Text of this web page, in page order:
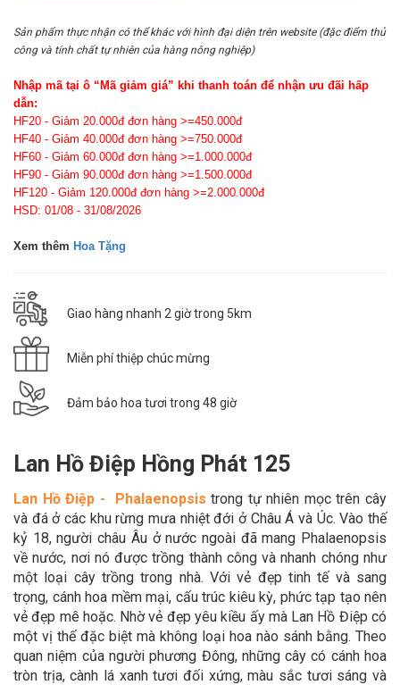
Sản phẩm thực nhận có thể khác với hình đại diện trên website (đặc điểm thủ
công và tính chất tự nhiên của hàng nông nghiệp)
Nhập mã tại ô “Mã giảm giá” khi thanh toán để nhận ưu đãi hấp
dẫn:
HF20 - Giảm 20.000đ đơn hàng >=450.000đ
HF40 - Giảm 40.000đ đơn hàng >=750.000đ
HF60 - Giảm 60.000đ đơn hàng >=1.000.000đ
HF90 - Giảm 90.000đ đơn hàng >=1.500.000đ
HF120 - Giảm 120.000đ đơn hàng >=2.000.000đ
HSD: 01/08 - 31/08/2026
Xem thêm Hoa Tặng
Giao hàng nhanh 2 giờ trong 5km
Miễn phí thiệp chúc mừng
Đảm bảo hoa tươi trong 48 giờ
Lan Hồ Điệp Hồng Phát 125
Lan Hồ Điệp - Phalaenopsis trong tự nhiên mọc trên cây
và đá ở các khu rừng mưa nhiệt đới ở Châu Á và Úc. Vào thế
kỷ 18, người châu Âu ở nước ngoài đã mang Phalaenopsis
về nước, nơi nó được trồng thành công và nhanh chóng như
một loại cây trồng trong nhà. Với vẻ đẹp tinh tế và sang
trọng, cánh hoa mềm mại, cấu trúc kiêu kỳ, phức tạp tạo nên
vẻ đẹp mê hoặc. Nhờ vẻ đẹp yêu kiều ấy mà Lan Hồ Điệp có
một vị thế đặc biệt mà không loại hoa nào sánh bằng. Theo
quan niệm của người phương Đông, những cây có cánh hoa
tròn trịa, cành lá xanh tươi đối xứng, màu sắc tươi sáng và